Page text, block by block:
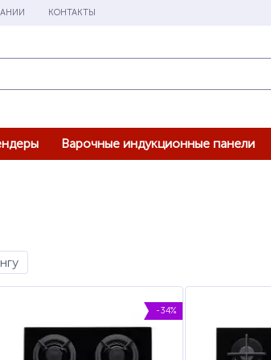
КОНТАКТЫ
Варочные индукционные панели
-34%